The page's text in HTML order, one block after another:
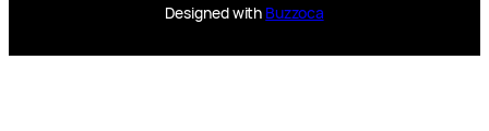
Designed with Buzzoca